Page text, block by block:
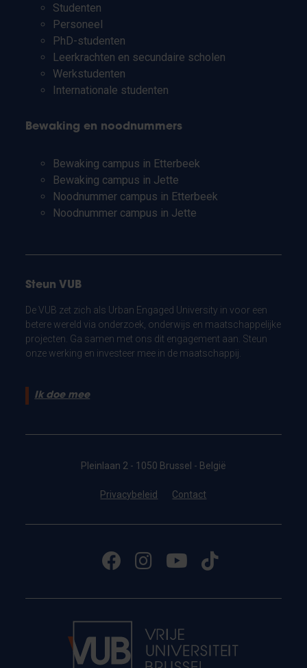
Studenten
Personeel
PhD-studenten
Leerkrachten en secundaire scholen
Werkstudenten
Internationale studenten
Bewaking en noodnummers
Bewaking campus in Etterbeek
Bewaking campus in Jette
Noodnummer campus in Etterbeek
Noodnummer campus in Jette
Steun VUB
De VUB zet zich als Urban Engaged University in voor een
betere wereld via onderzoek, onderwijs en maatschappelijke
projecten. Ga samen met ons dit engagement aan. Steun
onze werking en investeer mee in de maatschappij.
Ik doe mee
Pleinlaan 2 - 1050 Brussel - België
Privacybeleid Contact